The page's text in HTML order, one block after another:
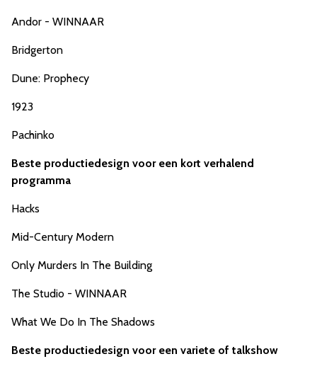
Andor - WINNAAR
Bridgerton
Dune: Prophecy
1923
Pachinko
Beste productiedesign voor een kort verhalend
programma
Hacks
Mid-Century Modern
Only Murders In The Building
The Studio - WINNAAR
What We Do In The Shadows
Beste productiedesign voor een variete of talkshow